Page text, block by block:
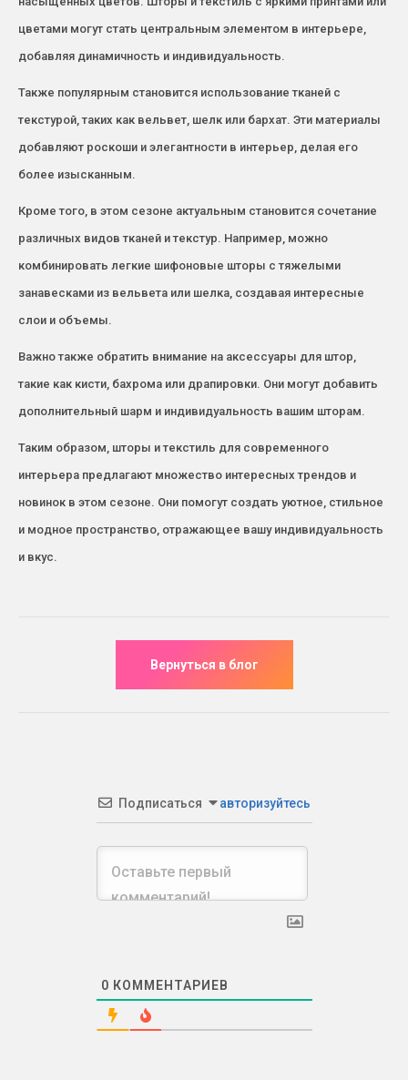
цветами могут стать центральным элементом в интерьере,
добавляя динамичность и индивидуальность.
Также популярным становится использование тканей с
текстурой, таких как вельвет, шелк или бархат. Эти материалы
добавляют роскоши и элегантности в интерьер, делая его
более изысканным.
Кроме того, в этом сезоне актуальным становится сочетание
различных видов тканей и текстур. Например, можно
комбинировать легкие шифоновые шторы с тяжелыми
занавесками из вельвета или шелка, создавая интересные
слои и объемы.
Важно также обратить внимание на аксессуары для штор,
такие как кисти, бахрома или драпировки. Они могут добавить
дополнительный шарм и индивидуальность вашим шторам.
Таким образом, шторы и текстиль для современного
интерьера предлагают множество интересных трендов и
новинок в этом сезоне. Они помогут создать уютное, стильное
и модное пространство, отражающее вашу индивидуальность
и вкус.
Подписаться авторизуйтесь
0 КОММЕНТАРИЕВ